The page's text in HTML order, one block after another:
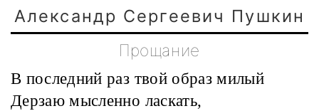
Александр Сергеевич Пушкин
Прощание
В последний раз твой образ милый
Дерзаю мысленно ласкать,